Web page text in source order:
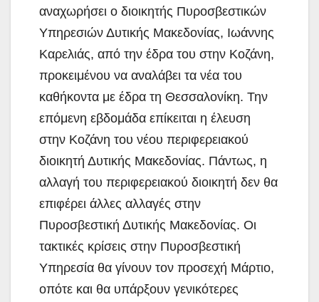
αναχωρήσει ο διοικητής Πυροσβεστικών
Υπηρεσιών Δυτικής Μακεδονίας, Ιωάννης
Καρελιάς, από την έδρα του στην Κοζάνη,
προκειμένου να αναλάβει τα νέα του
καθήκοντα με έδρα τη Θεσσαλονίκη. Την
επόμενη εβδομάδα επίκειται η έλευση
στην Κοζάνη του νέου περιφερειακού
διοικητή Δυτικής Μακεδονίας. Πάντως, η
αλλαγή του περιφερειακού διοικητή δεν θα
επιφέρει άλλες αλλαγές στην
Πυροσβεστική Δυτικής Μακεδονίας. Οι
τακτικές κρίσεις στην Πυροσβεστική
Υπηρεσία θα γίνουν τον προσεχή Μάρτιο,
οπότε και θα υπάρξουν γενικότερες